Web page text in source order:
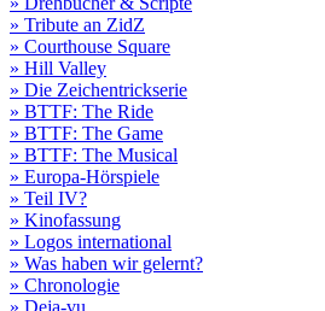
» Tribute an ZidZ
» Courthouse Square
» Hill Valley
» Die Zeichentrickserie
» BTTF: The Ride
» BTTF: The Game
» BTTF: The Musical
» Europa-Hörspiele
» Teil IV?
» Kinofassung
» Logos international
» Was haben wir gelernt?
» Chronologie
» Deja-vu